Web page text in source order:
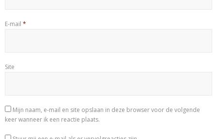
E-mail *
Site
Mijn naam, e-mail en site opslaan in deze browser voor de volgende
keer wanneer ik een reactie plaats.